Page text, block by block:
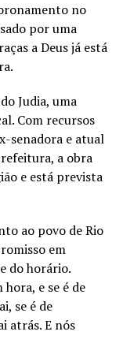
no
por uma
a Deus já está
Judia, uma
Com recursos
senadora e atual
a obra
e está prevista
ao povo de Rio
em
do horário.
e se é de
se é de
atrás. E nós